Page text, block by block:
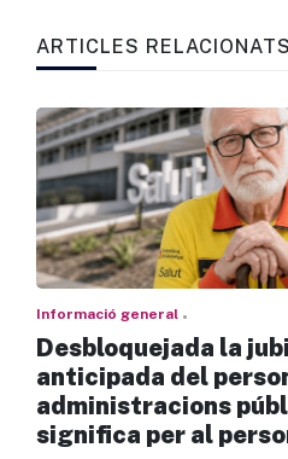
ARTICLES RELACIONATS
Informació general
Desbloquejada la
anticipada del
administracions
significa per al